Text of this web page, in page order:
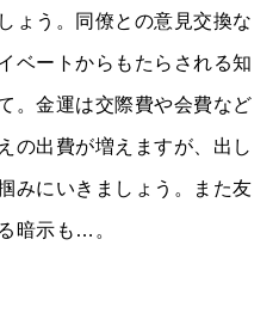
ょう。同僚との意見交換な
ベートからもたらされる知
。金運は交際費や会費など
の出費が増えますが、出し
みにいきましょう。また友
暗示も…。